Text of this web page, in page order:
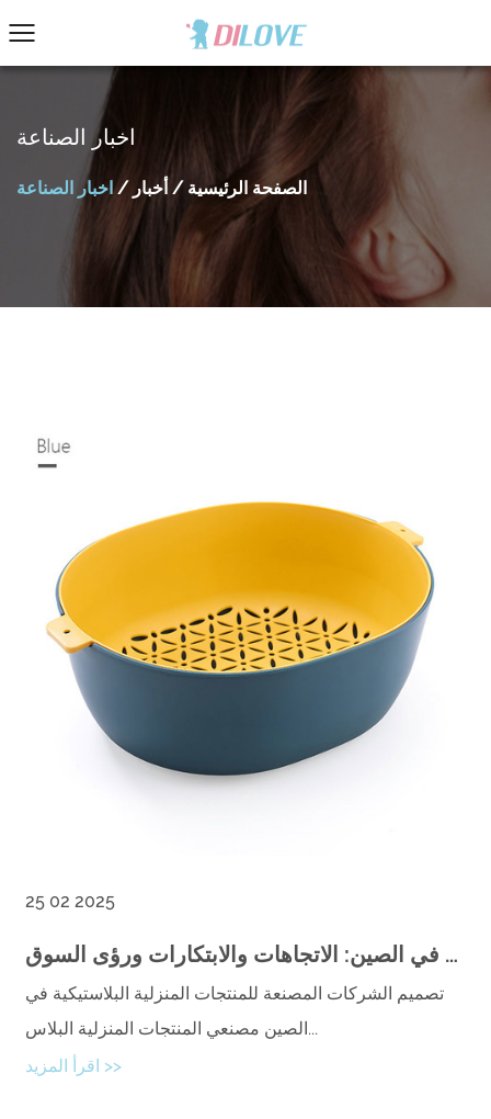
اخبار الصناعة
الصفحة الرئيسية / أخبار / اخبار الصناعة
25 02 2025
مصنعي المنتجات المنزلية البلاستيكية في الصين: الاتجاهات والابتكارات ورؤى السوق
تصميم الشركات المصنعة للمنتجات المنزلية البلاستيكية في
الصين مصنعي المنتجات المنزلية البلاس...
اقرأ المزيد >>